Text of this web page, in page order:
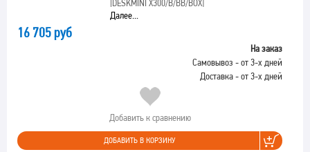
[DESKMINI X300/B/BB/BOX]
Далее...
16 705 руб
На заказ
Самовывоз - от 3-х дней
Доставка - от 3-х дней
Добавить к сравнению
ДОБАВИТЬ В КОРЗИНУ